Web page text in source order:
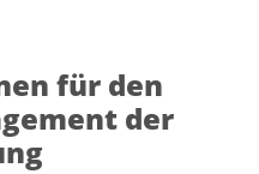
für den
der